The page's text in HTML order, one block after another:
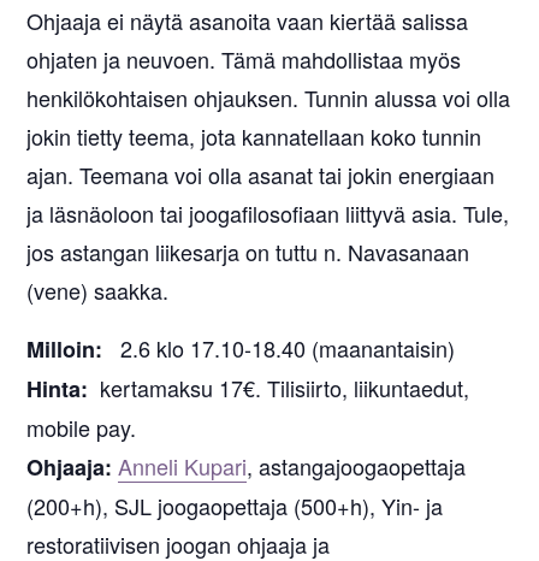
Ohjaaja ei näytä asanoita vaan kiertää salissa
ohjaten ja neuvoen. Tämä mahdollistaa myös
henkilökohtaisen ohjauksen. Tunnin alussa voi olla
jokin tietty teema, jota kannatellaan koko tunnin
ajan. Teemana voi olla asanat tai jokin energiaan
ja läsnäoloon tai joogafilosofiaan liittyvä asia. Tule,
jos astangan liikesarja on tuttu n. Navasanaan
(vene) saakka.
Milloin:
2.6 klo 17.10-18.40 (maanantaisin)
Hinta: kertamaksu 17€. Tilisiirto, liikuntaedut,
mobile pay.
Ohjaaja:Anneli Kupari, astangajoogaopettaja
(200+h), SJL joogaopettaja (500+h), Yin- ja
restoratiivisen joogan ohjaaja ja